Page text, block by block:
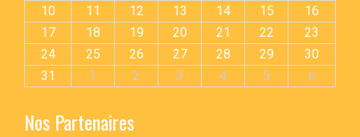
10
11 12 13 14 15
16
17
18 19 20 21 22
23
24
25 26 27 28 29
30
31
1 2 3 4 5 6
Nos Partenaires